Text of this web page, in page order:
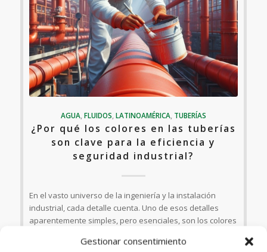
Gestionar consentimiento
AGUA,FLUIDOS,LATINOAMÉRICA, TUBERÍAS
¿Por qué los colores en las tuberías
son clave para la eficiencia y
seguridad industrial?
En el vasto universo de la ingeniería y la instalación
industrial, cada detalle cuenta. Uno de esos detalles
aparentemente simples, pero esenciales, son los colores
ciertas tuberías…